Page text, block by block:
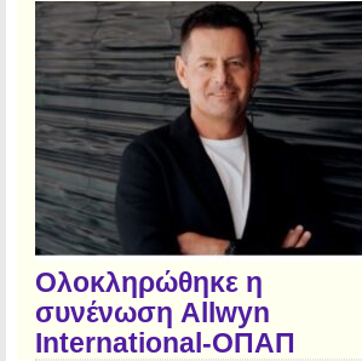
Ολοκληρώθηκε η
συνένωση Allwyn
International-ΟΠΑΠ